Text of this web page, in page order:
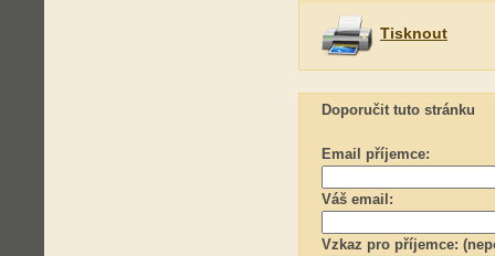
Tisknout
Doporučit tuto stránku
Email příjemce:
Váš email:
Vzkaz pro příjemce: